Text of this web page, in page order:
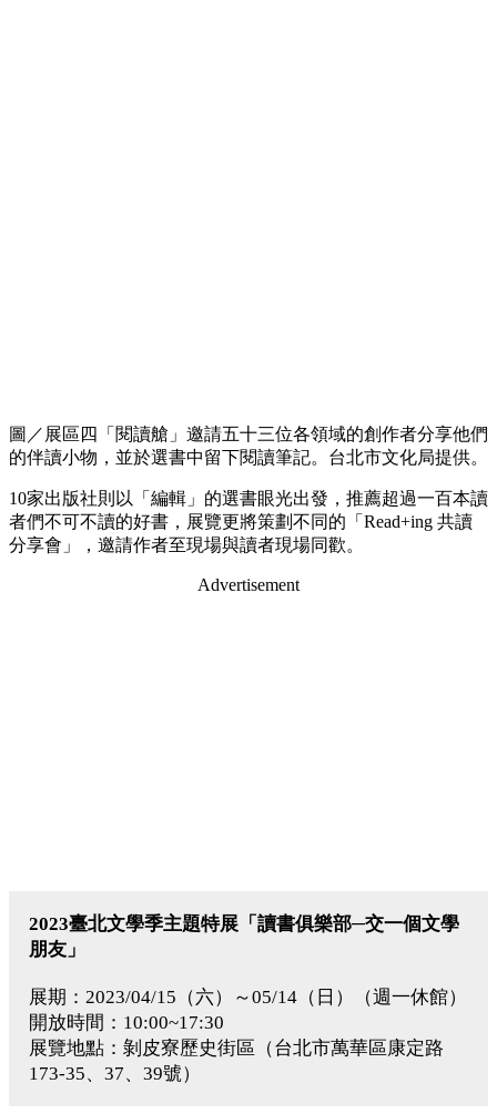
圖／展區四「閱讀艙」邀請五十三位各領域的創作者分享他們
的伴讀小物，並於選書中留下閱讀筆記。台北市文化局提供。
10家出版社則以「編輯」的選書眼光出發，推薦超過一百本讀
者們不可不讀的好書，展覽更將策劃不同的「Read+ing 共讀
分享會」，邀請作者至現場與讀者現場同歡。
Advertisement
2023臺北文學季主題特展「讀書俱樂部─交一個文學
朋友」
展期：2023/04/15（六）～05/14（日）（週一休館）
開放時間：10:00~17:30
展覽地點：剝皮寮歷史街區（台北市萬華區康定路
173-35、37、39號）